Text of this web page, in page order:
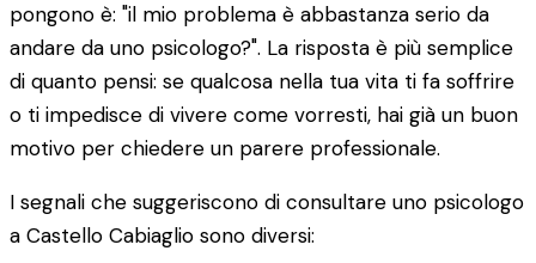
pongono è: "il mio problema è abbastanza serio da
andare da uno psicologo?". La risposta è più semplice
di quanto pensi: se qualcosa nella tua vita ti fa soffrire
o ti impedisce di vivere come vorresti, hai già un buon
motivo per chiedere un parere professionale.
I segnali che suggeriscono di consultare uno psicologo
a Castello Cabiaglio sono diversi: